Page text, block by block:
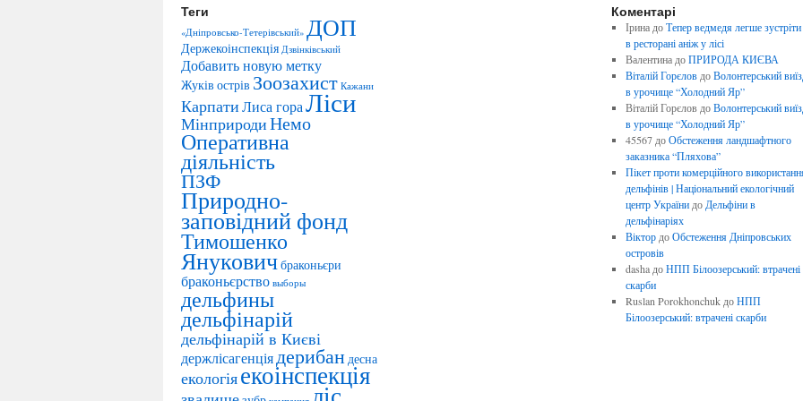
Теги
«Дніпровсько-Тетерівський» ДОП
Держекоінспекція Дзвінківський
Добавить новую метку
Жуків острів Зоозахист Кажани
КарпатиЛиса гораЛіси
МінприродиНемо
Оперативна
діяльність
ПЗФ
Природно-
заповідний фонд
Тимошенко
Януковичбраконьєри
браконьєрство выборы
дельфины
дельфінарій
дельфінарій в Києві
держлісагенціядерибандесна
екологіяекоінспекція
Коментарі
ІринадоТепер ведмедя легше зустріти
в ресторані аніж у лісі
ВалентинадоПРИРОДА КИЄВА
Віталій ГорєловдоВолонтерський
в урочище “Холодний Яр”
Віталій ГорєловдоВолонтерський
в урочище “Холодний Яр”
45567доОбстеження ландшафтного
заказника “Пляхова”
Пікет проти комерційного
дельфінів | Національний екологічний
центр Українидо Дельфіни в
дельфінаріях
ВіктордоОбстеження Дніпровських
островів
dashaдоНПП Білоозерський: втрачені
скарби
Ruslan PorokhonchukдоНПП
Білоозерський: втрачені скарби